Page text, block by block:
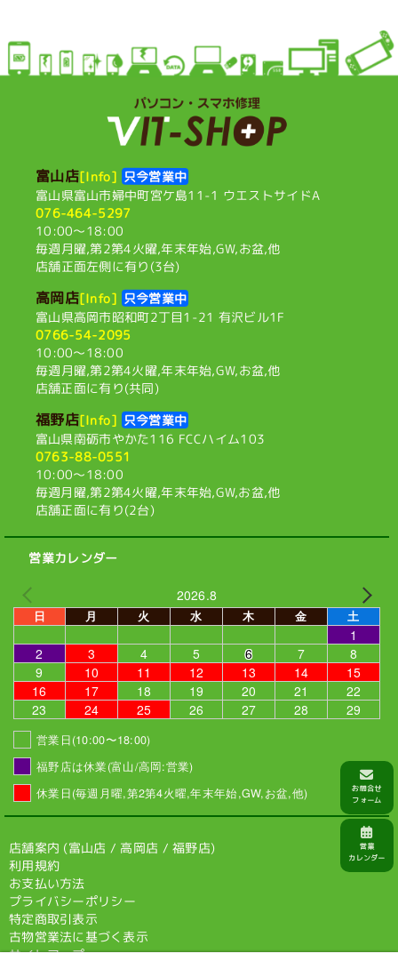
富山店[Info] 只今営業中
富山県富山市婦中町宮ケ島11-1 ウエストサイドA
076-464-5297
10:00〜18:00
毎週月曜,第2第4火曜,年末年始,GW,お盆,他
店舗正面左側に有り(3台)
高岡店[Info] 只今営業中
富山県高岡市昭和町2丁目1-21 有沢ビル1F
0766-54-2095
10:00〜18:00
毎週月曜,第2第4火曜,年末年始,GW,お盆,他
店舗正面に有り(共同)
福野店[Info] 只今営業中
富山県南砺市やかた116 FCCハイム103
0763-88-0551
10:00〜18:00
毎週月曜,第2第4火曜,年末年始,GW,お盆,他
店舗正面に有り(2台)
営業カレンダー
2026.8
日 月 火 水 木 金 土
1
2
3 4 5 6 7
8
9
10 11 12 13 14
15
16
17 18 19 20 21
22
23
24 25 26 27 28 29
営業日(10:00〜18:00)
福野店は休業(富山/高岡:営業)
休業日(毎週月曜,第2第4火曜,年末年始,GW,お盆,他)
店舗案内 (富山店 / 高岡店 /福野店)
利用規約
お支払い方法
プライバシーポリシー
特定商取引表示
古物営業法に基づく表示